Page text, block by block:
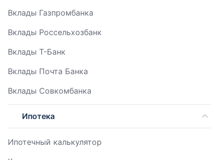
Вклады Газпромбанка
Вклады Россельхозбанк
Вклады Т-Банк
Вклады Почта Банка
Вклады Совкомбанка
Ипотека
Ипотечный калькулятор